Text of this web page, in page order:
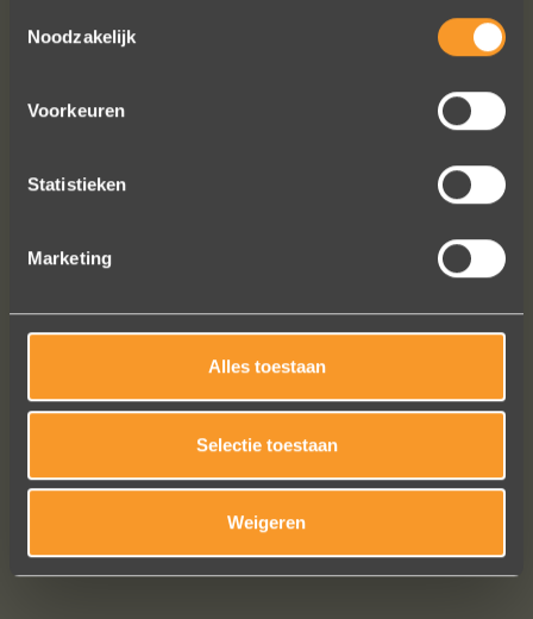
Noodzakelijk
Voorkeuren
Statistieken
Marketing
Alles toestaan
Selectie toestaan
Weigeren